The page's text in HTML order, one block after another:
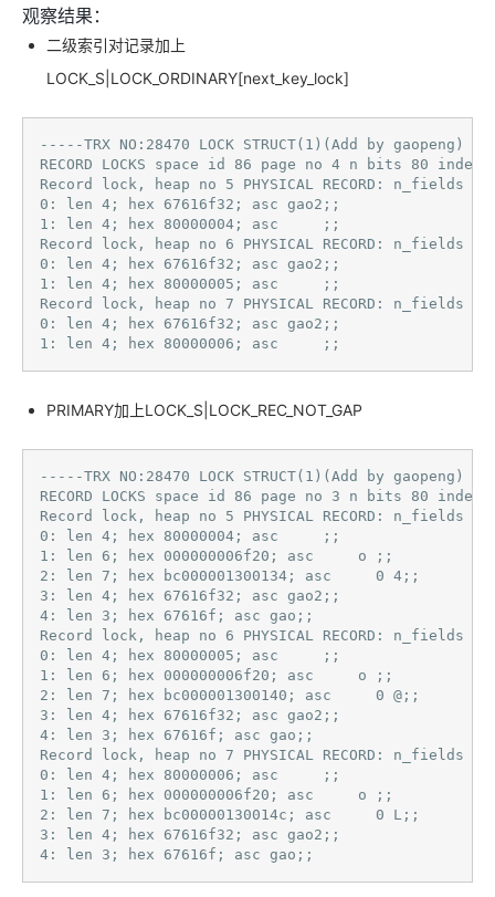
观察结果：
二级索引对记录加上
LOCK_S|LOCK_ORDINARY[next_key_lock]
-----TRX NO:28470 LOCK STRUCT(1)(Add by gaopeng)
RECORD LOCKS space id 86 page no 4 n bits 80
Record lock, heap no 5 PHYSICAL RECORD:
0: len 4; hex 67616f32; asc gao2;;
1: len 4; hex 80000004; asc     ;;
Record lock, heap no 6 PHYSICAL RECORD:
0: len 4; hex 67616f32; asc gao2;;
1: len 4; hex 80000005; asc     ;;
Record lock, heap no 7 PHYSICAL RECORD:
0: len 4; hex 67616f32; asc gao2;;
1: len 4; hex 80000006; asc     ;;
PRIMARY加上LOCK_S|LOCK_REC_NOT_GAP
-----TRX NO:28470 LOCK STRUCT(1)(Add by gaopeng)
RECORD LOCKS space id 86 page no 3 n bits 80
Record lock, heap no 5 PHYSICAL RECORD:
0: len 4; hex 80000004; asc     ;;
1: len 6; hex 000000006f20; asc     o ;;
2: len 7; hex bc000001300134; asc     0 4;;
3: len 4; hex 67616f32; asc gao2;;
4: len 3; hex 67616f; asc gao;;
Record lock, heap no 6 PHYSICAL RECORD:
0: len 4; hex 80000005; asc     ;;
1: len 6; hex 000000006f20; asc     o ;;
2: len 7; hex bc000001300140; asc     0 @;;
3: len 4; hex 67616f32; asc gao2;;
4: len 3; hex 67616f; asc gao;;
Record lock, heap no 7 PHYSICAL RECORD:
0: len 4; hex 80000006; asc     ;;
1: len 6; hex 000000006f20; asc     o ;;
2: len 7; hex bc00000130014c; asc     0 L;;
3: len 4; hex 67616f32; asc gao2;;
4: len 3; hex 67616f; asc gao;;